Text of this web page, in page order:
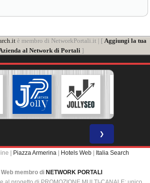
è membro di NetworkPortali.it | [ Aggiungi la tua
al Network di Portali ]
❯
| Piazza Armerina | Hotels Web | Italia Search
membro di NETWORK PORTALI